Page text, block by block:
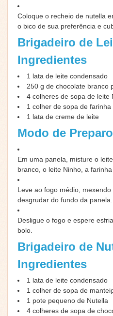
Coloque o recheio de nutella
o bico de sua preferência e
Brigadeiro de
Ingredientes
1 lata de leite condensado
250 g de chocolate branco
4 colheres de sopa de leite
1 colher de sopa de farinha
1 lata de creme de leite
Modo de Preparo
Em uma panela, misture o
branco, o leite Ninho, a
Leve ao fogo médio,
desgrudar do fundo da panela.
Desligue o fogo e espere
bolo.
Brigadeiro de
Ingredientes
1 lata de leite condensado
1 colher de sopa de
1 pote pequeno de Nutella
4 colheres de sopa de